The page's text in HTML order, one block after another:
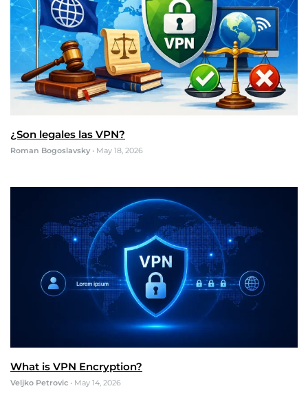
¿Son legales las VPN?
Roman Bogoslavsky • May 18, 2026
What is VPN Encryption?
Veljko Petrovic • May 14, 2026